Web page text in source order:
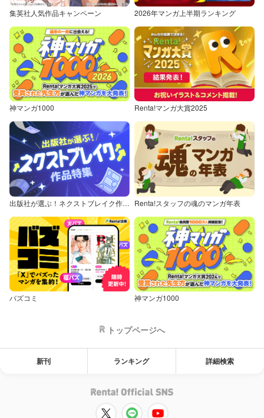
集英社人気作品キャンペーン 2026年マンガ上半期ランキング
神マンガ1000 Renta!マンガ大賞2025
出版社が選ぶ！ネクストブレイク作品特集 Renta!スタッフの魂のマンガ年表
バズコミ 神マンガ1000
トップページへ
新刊 ランキング 詳細検索